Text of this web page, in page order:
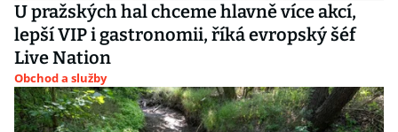
U pražských hal chceme hlavně více akcí,
lepší VIP i gastronomii, říká evropský šéf
Live Nation
Obchod a služby